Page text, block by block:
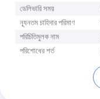
ডেলিভারি সময়
ন্যূনতম চাহিদার পরিমাণ
পরিচিতিমুলক নাম
পরিশোধের শর্ত